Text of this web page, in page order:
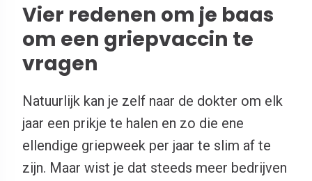
Vier redenen om je baas
om een griepvaccin te
vragen
Natuurlijk kan je zelf naar de dokter om elk
jaar een prikje te halen en zo die ene
ellendige griepweek per jaar te slim af te
zijn. Maar wist je dat steeds meer bedrijven